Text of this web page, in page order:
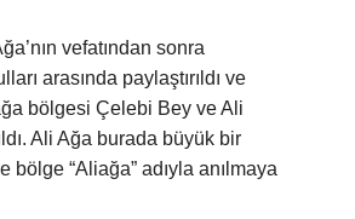
vefatından sonra
arasında paylaştırıldı ve
bölgesi Çelebi Bey ve Ali
Ali Ağa burada büyük bir
bölge “Aliağa” adıyla anılmaya